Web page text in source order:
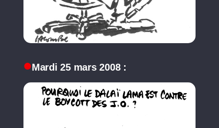
Mardi 25 mars 2008 :